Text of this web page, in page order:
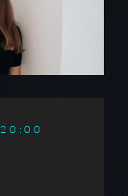
20:00